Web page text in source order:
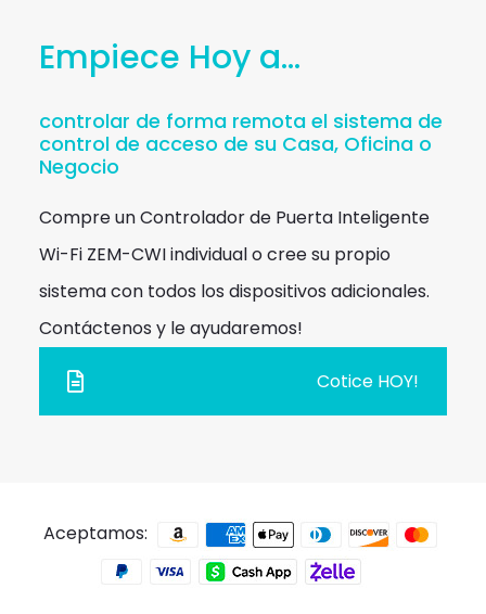
Empiece Hoy a...
controlar de forma remota el sistema de
control de acceso de su Casa, Oficina o
Negocio
Compre un Controlador de Puerta Inteligente
Wi-Fi ZEM-CWI individual o cree su propio
sistema con todos los dispositivos adicionales.
Contáctenos y le ayudaremos!
Cotice HOY!
Aceptamos: